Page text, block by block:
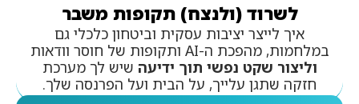
לשרוד (ולנצח) תקופות משבר
איך לייצר יציבות עסקית וביטחון כלכלי גם
במלחמות, מהפכת ה-AI ותקופות של חוסר וודאות
וליצור שקט נפשי תוך ידיעה שיש לך מערכת
חזקה שתגן עלייך, על הבית ועל הפרנסה שלך.